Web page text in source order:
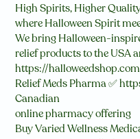
High Spirits, Higher
where Halloween Spirit
We bring Halloween-
relief products to the USA
https://
Relief Meds Pharma ✅
Canadian
online pharmacy offering
Buy Varied Wellness